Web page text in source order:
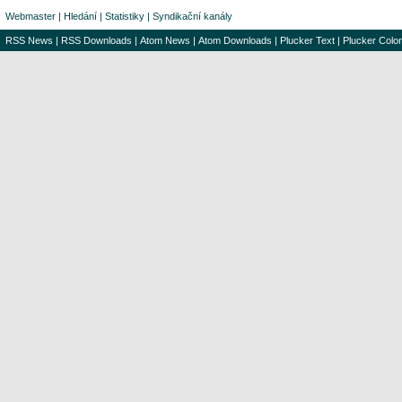
Webmaster | Hledání | Statistiky | Syndikační kanály
RSS News | RSS Downloads | Atom News | Atom Downloads | Plucker Text | Plucker Color